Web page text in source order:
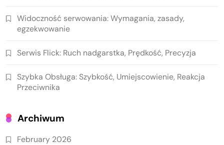
Widoczność serwowania: Wymagania, zasady,
egzekwowanie
Serwis Flick: Ruch nadgarstka, Prędkość, Precyzja
Szybka Obsługa: Szybkość, Umiejscowienie, Reakcja
Przeciwnika
Archiwum
February 2026